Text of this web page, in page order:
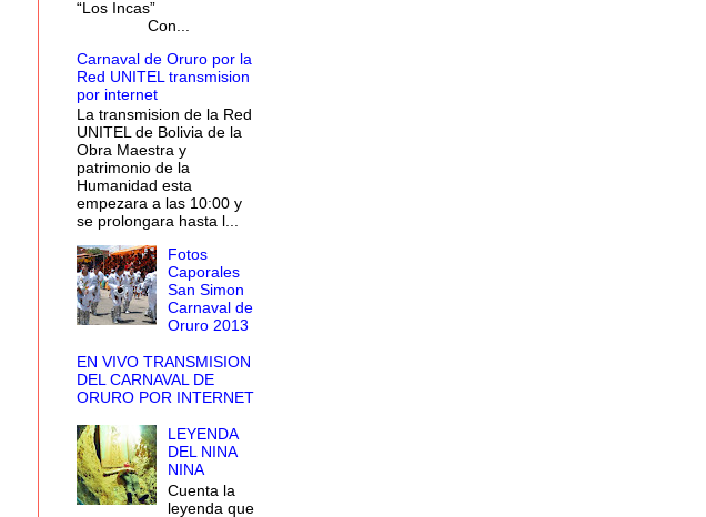
“Los Incas”
Con...
Carnaval de Oruro por la
Red UNITEL transmision
por internet
La transmision de la Red
UNITEL de Bolivia de la
Obra Maestra y
patrimonio de la
Humanidad esta
empezara a las 10:00 y
se prolongara hasta l...
Fotos
Caporales
San Simon
Carnaval de
Oruro 2013
EN VIVO TRANSMISION
DEL CARNAVAL DE
ORURO POR INTERNET
LEYENDA
DEL NINA
NINA
Cuenta la
leyenda que